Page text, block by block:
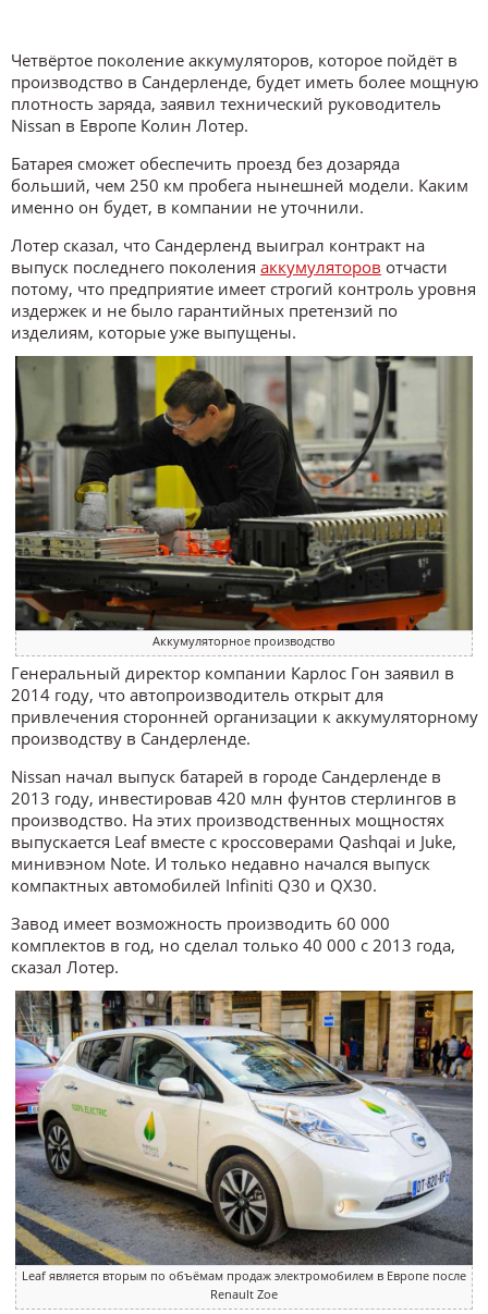
Четвёртое поколение аккумуляторов, которое пойдёт в
производство в Сандерленде, будет иметь более мощную
плотность заряда, заявил технический руководитель
Nissan в Европе Колин Лотер.
Батарея сможет обеспечить проезд без дозаряда
больший, чем 250 км пробега нынешней модели. Каким
именно он будет, в компании не уточнили.
Лотер сказал, что Сандерленд выиграл контракт на
выпуск последнего поколения аккумуляторов отчасти
потому, что предприятие имеет строгий контроль уровня
издержек и не было гарантийных претензий по
изделиям, которые уже выпущены.
Аккумуляторное производство
Генеральный директор компании Карлос Гон заявил в
2014 году, что автопроизводитель открыт для
привлечения сторонней организации к аккумуляторному
производству в Сандерленде.
Nissan начал выпуск батарей в городе Сандерленде в
2013 году, инвестировав 420 млн фунтов стерлингов в
производство. На этих производственных мощностях
выпускается Leaf вместе с кроссоверами Qashqai и Juke,
минивэном Note. И только недавно начался выпуск
компактных автомобилей Infiniti Q30 и QX30.
Завод имеет возможность производить 60 000
комплектов в год, но сделал только 40 000 с 2013 года,
сказал Лотер.
Leaf является вторым по объёмам продаж электромобилем в Европе после
Renault Zoe